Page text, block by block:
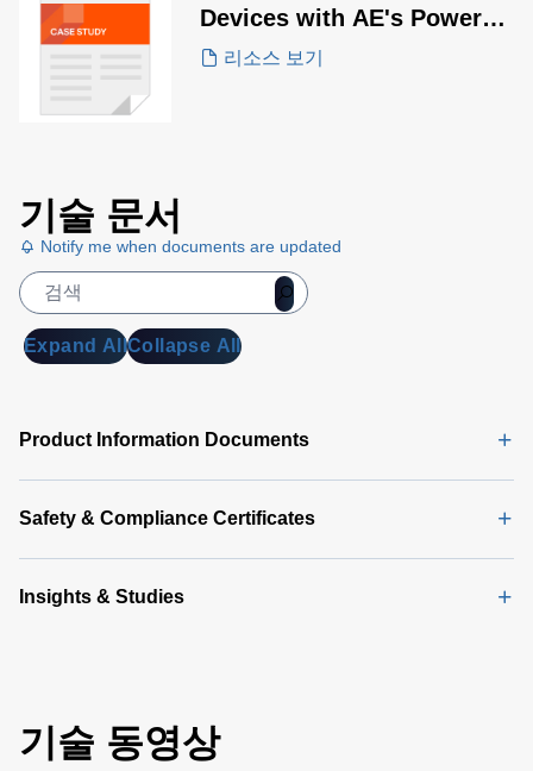
Devices with AE's Power
Solutions for Pulsed Field
리소스 보기
기술 문서
Notify me when documents are updated
Expand AllCollapse All
Product Information Documents
Safety & Compliance Certificates
Insights & Studies
기술 동영상